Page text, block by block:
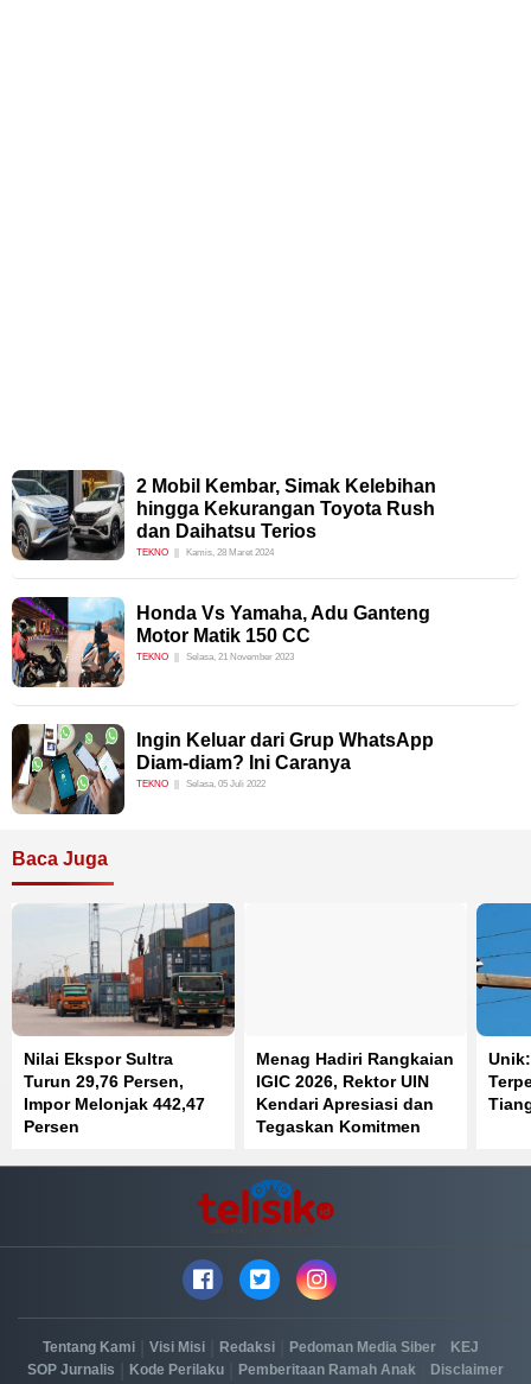
2 Mobil Kembar, Simak Kelebihan
hingga Kekurangan Toyota Rush
dan Daihatsu Terios
TEKNO Kamis, 28 Maret 2024
Honda Vs Yamaha, Adu Ganteng
Motor Matik 150 CC
TEKNO Selasa, 21 November 2023
Ingin Keluar dari Grup WhatsApp
Diam-diam? Ini Caranya
TEKNO Selasa, 05 Juli 2022
Baca Juga
Nilai Ekspor Sultra
Turun 29,76 Persen,
Impor Melonjak 442,47
Persen
Menag Hadiri Rangkaian
IGIC 2026, Rektor UIN
Kendari Apresiasi dan
Tegaskan Komitmen
Tentang Kami Visi Misi Redaksi Pedoman Media Siber KEJ
SOP Jurnalis Kode Perilaku Pemberitaan Ramah Anak Disclaimer